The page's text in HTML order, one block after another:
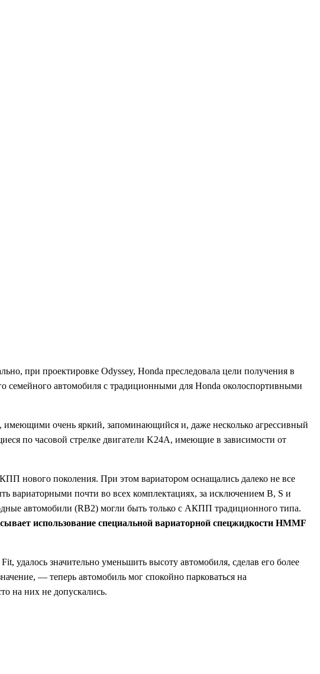
при проектировке Odyssey, Honda преследовала цели получения в
семейного автомобиля с традиционными для Honda околоспортивными
очень яркий, запоминающийся и, даже несколько агрессивный
по часовой стрелке двигатели K24A, имеющие в зависимости от
нового поколения. При этом вариатором оснащались далеко не все
вариаторными почти во всех комплектациях, за исключением B, S и
автомобили (RB2) могли быть только с АКПП традиционного типа.
использование специальной вариаторной спецжидкости HMMF
удалось значительно уменьшить высоту автомобиля, сделав его более
— теперь автомобиль мог спокойно парковаться на
на них не допускались.